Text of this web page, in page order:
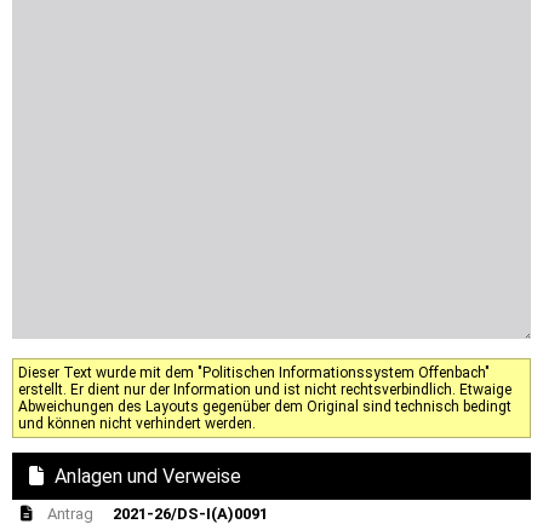
Dieser Text wurde mit dem "Politischen Informationssystem Offenbach"
erstellt. Er dient nur der Information und ist nicht rechtsverbindlich. Etwaige
Abweichungen des Layouts gegenüber dem Original sind technisch bedingt
und können nicht verhindert werden.
Anlagen und Verweise
Antrag
2021-26/DS-I(A)0091